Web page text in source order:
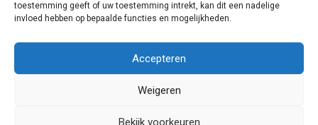
toestemming geeft of uw toestemming intrekt, kan dit een nadelige
invloed hebben op bepaalde functies en mogelijkheden.
Accepteren
Weigeren
Bekijk voorkeuren